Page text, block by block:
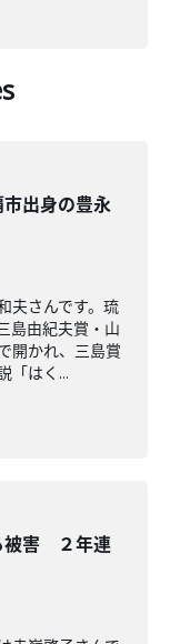
出身の豊永
夫さんです。琉
島由紀夫賞・山
開かれ、三島賞
「はく...
被害 ２年連